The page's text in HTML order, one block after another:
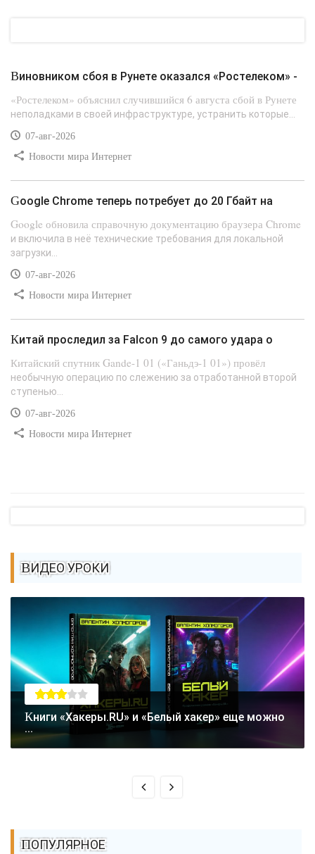
Виновником сбоя в Рунете оказался «Ростелеком» -
«Ростелеком» объяснил случившийся 6 августа сбой в Рунете
неполадками в своей инфраструктуре, устранить которые...
07-авг-2026
Новости мира Интернет
Google Chrome теперь потребует до 20 Гбайт на
Google обновила справочную документацию браузера Chrome
и включила в неё технические требования для локальной
загрузки...
07-авг-2026
Новости мира Интернет
Китай проследил за Falcon 9 до самого удара о
Китайский спутник Gande-1 01 («Ганьдэ-1 01») провёл
необычную операцию по слежению за отработанной второй
ступенью...
07-авг-2026
Новости мира Интернет
ВИДЕО УРОКИ
Книги «Хакеры.RU» и «Белый хакер» еще можно
...
ПОПУЛЯРНОЕ